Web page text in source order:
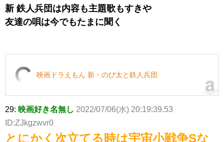
新 鉄人兵団は内容も主題歌もすきや
友達の唄は今でもたまに聞く
映画ドラえもん 新・のび太と鉄人兵団
29: 映画好き名無し 2022/07/06(水) 20:19:39.53
ID:ZJkgzwvr0
とにかく次立てる時は宇宙小戦争Sな